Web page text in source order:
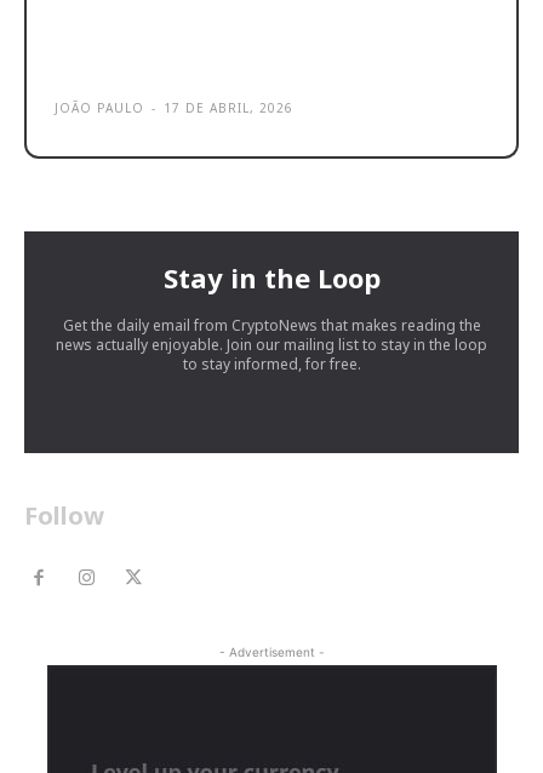
JOÃO PAULO - 17 DE ABRIL, 2026
Stay in the Loop
Get the daily email from CryptoNews that makes reading the
news actually enjoyable. Join our mailing list to stay in the loop
to stay informed, for free.
Follow
- Advertisement -